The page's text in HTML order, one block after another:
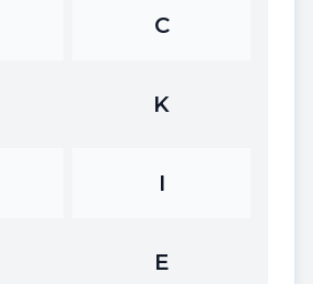
C
K
I
E